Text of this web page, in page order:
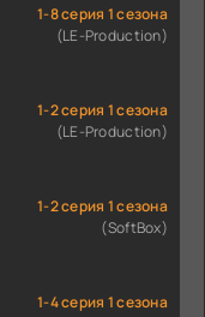
1-8 серия 1 сезона
(LE-Production)
1-2 серия 1 сезона
(LE-Production)
1-2 серия 1 сезона
(SoftBox)
1-4 серия 1 сезона